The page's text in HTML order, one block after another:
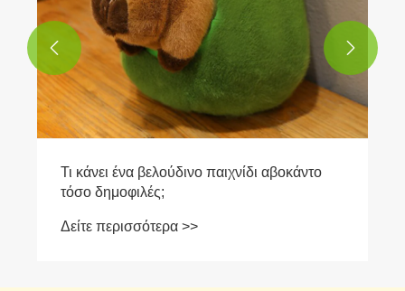
Τι κάνει ένα βελούδινο παιχνίδι αβοκάντο
τόσο δημοφιλές;
Δείτε περισσότερα >>
 